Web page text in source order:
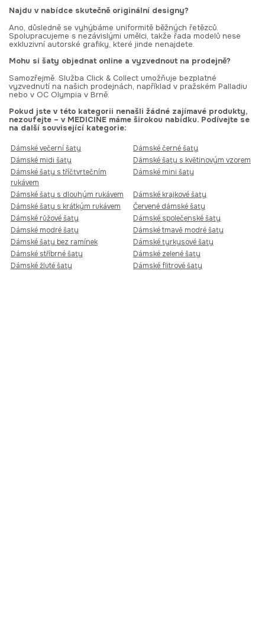
Najdu v nabídce skutečně originální designy?
Ano, důsledně se vyhýbáme uniformitě běžných řetězců.
Spolupracujeme s nezávislými umělci, takže řada modelů nese
exkluzivní autorské grafiky, které jinde nenajdete.
Mohu si šaty objednat online a vyzvednout na prodejně?
Samozřejmě. Služba Click & Collect umožňuje bezplatné
vyzvednutí na našich prodejnách, například v pražském Palladiu
nebo v OC Olympia v Brně.
Pokud jste v této kategorii nenašli žádné zajímavé produkty,
nezoufejte – v MEDICINE máme širokou nabídku. Podívejte se
na další související kategorie:
Dámské večerní šaty
Dámské černé šaty
Dámské midi šaty
Dámské šaty s květinovým vzorem
Dámské šaty s tříčtvrtečním
rukávem
Dámské mini šaty
Dámské šaty s dlouhým rukávem
Dámské krajkové šaty
Dámské šaty s krátkým rukávem
Červené dámské šaty
Dámské růžové šaty
Dámské společenské šaty
Dámské modré šaty
Dámské tmavě modré šaty
Dámské šaty bez ramínek
Dámské tyrkysové šaty
Dámské stříbrné šaty
Dámské zelené šaty
Dámské žluté šaty
Dámské flitrové šaty